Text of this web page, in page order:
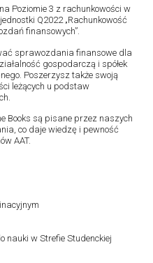
Poziomie 3 z rachunkowości w
Q2022 „Rachunkowość
finansowych”.
sprawozdania finansowe dla
gospodarczą i spółek
Poszerzysz także swoją
leżących u podstaw
Books są pisane przez naszych
co daje wiedzę i pewność
AAT.
nauki w Strefie Studenckiej